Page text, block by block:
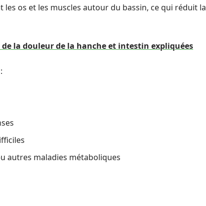
os et les muscles autour du bassin, ce qui réduit la
de la douleur de la hanche et intestin expliquées
autres maladies métaboliques